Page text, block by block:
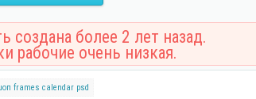
создана более 2 лет назад.
рабочие очень низкая.
frames calendar psd